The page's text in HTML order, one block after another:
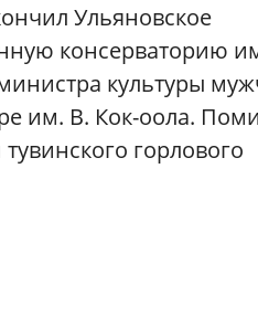
Ульяновское
консерваторию
культуры
им. В. Кок-оола.
горлового